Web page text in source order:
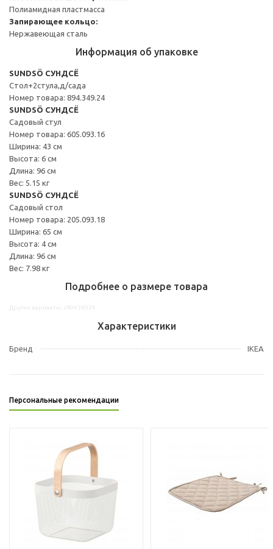
Полиамидная пластмасса
Запирающее кольцо:
Нержавеющая сталь
Информация об упаковке
SUNDSÖ СУНДСЁ
Стол+2стула,д/сада
Номер товара: 894.349.24
SUNDSÖ СУНДСЁ
Садовый стул
Номер товара: 605.093.16
Ширина: 43 см
Высота: 6 см
Длина: 96 см
Вес: 5.15 кг
SUNDSÖ СУНДСЁ
Садовый стол
Номер товара: 205.093.18
Ширина: 65 см
Высота: 4 см
Длина: 96 см
Вес: 7.98 кг
Подробнее о размере товара
Характеристики
Бренд IKEA
Персональные рекомендации